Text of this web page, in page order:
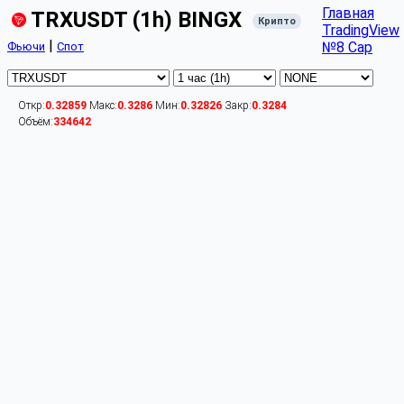
TRXUSDT (1h) BINGX Крипто
Фьючи | Спот
Главная
TradingView
№8 Cap
Откр:0.32859 Макс:0.3286 Мин:0.32826 Закр:0.3284
Объём:334642